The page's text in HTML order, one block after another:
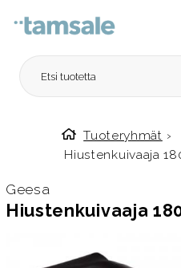
Etusivulle
Tuoteryhmät ›
Hiustenkuivaaja
Geesa
Hiustenkuivaaja